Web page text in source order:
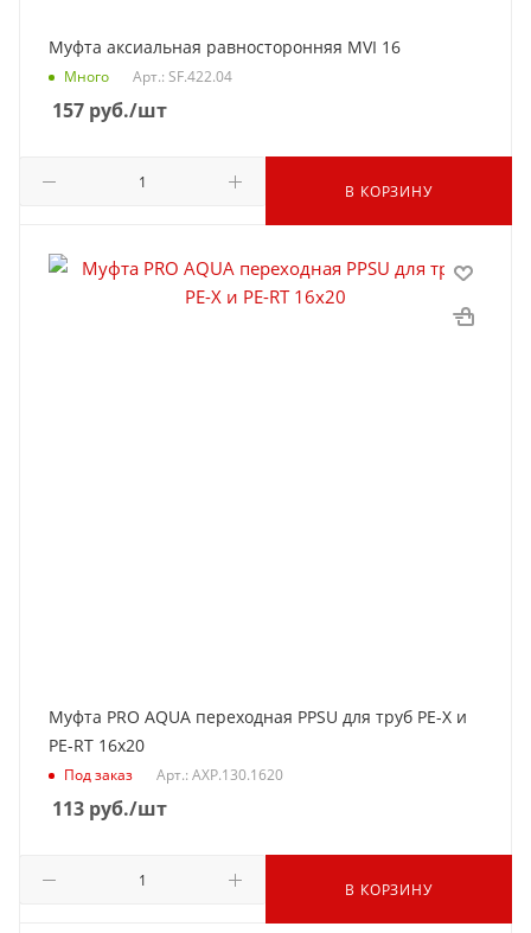
Муфта аксиальная равносторонняя MVI 16
Много Арт.: SF.422.04
157 руб./шт
В КОРЗИНУ
Муфта PRO AQUA переходная PPSU для труб РЕ-Х и
PE-RT 16x20
Под заказ Арт.: AXP.130.1620
113 руб./шт
В КОРЗИНУ